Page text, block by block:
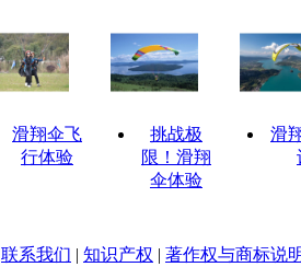
滑翔伞飞
行体验
挑战极
限！滑翔
伞体验
滑
联系我们 | 知识产权 | 著作权与商标说